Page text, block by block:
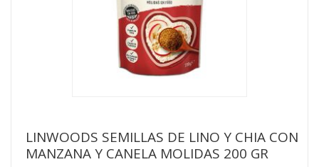
LINWOODS SEMILLAS DE LINO Y CHIA CON
MANZANA Y CANELA MOLIDAS 200 GR